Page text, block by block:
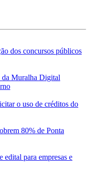
dos concursos públicos
da Muralha Digital
o uso de créditos do
80% de Ponta
edital para empresas e